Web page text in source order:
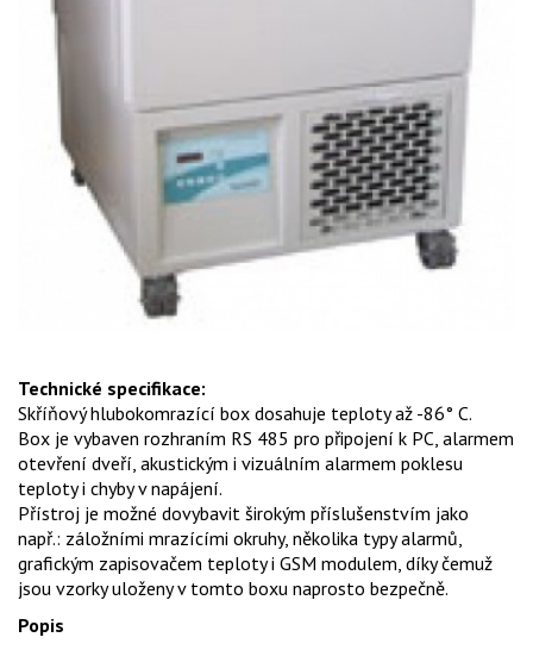
Technické specifikace:
Skříňový hlubokomrazící box dosahuje teploty až -86° C.
Box je vybaven rozhraním RS 485 pro připojení k PC, alarmem
otevření dveří, akustickým i vizuálním alarmem poklesu
teploty i chyby v napájení.
Přístroj je možné dovybavit širokým příslušenstvím jako
např.: záložními mrazícími okruhy, několika typy alarmů,
grafickým zapisovačem teploty i GSM modulem, díky čemuž
jsou vzorky uloženy v tomto boxu naprosto bezpečně.
Popis